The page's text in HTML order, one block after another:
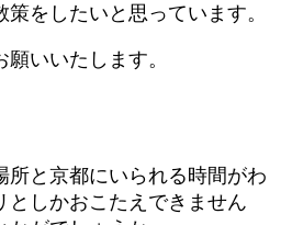
をしたいと思っています。
いいたします。
所と京都にいられる時間がわ
としかおこたえできません